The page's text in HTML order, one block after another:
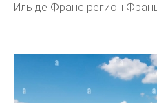
Иль де Франс регион